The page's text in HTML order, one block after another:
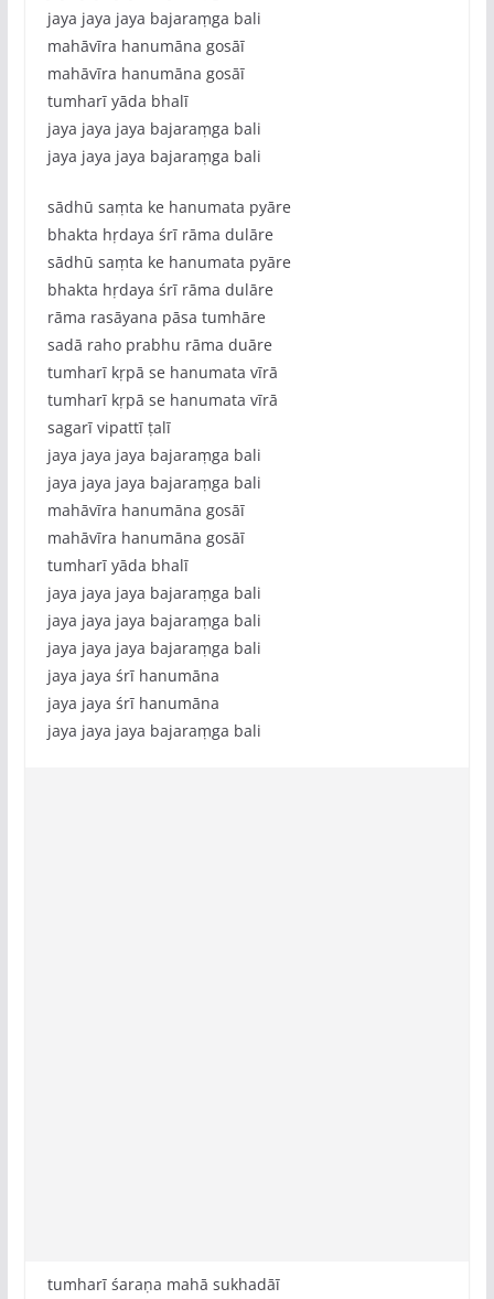
jaya jaya jaya bajaraṃga bali
mahāvīra hanumāna gosāī
mahāvīra hanumāna gosāī
tumharī yāda bhalī
jaya jaya jaya bajaraṃga bali
jaya jaya jaya bajaraṃga bali
sādhū saṃta ke hanumata pyāre
bhakta hṛdaya śrī rāma dulāre
sādhū saṃta ke hanumata pyāre
bhakta hṛdaya śrī rāma dulāre
rāma rasāyana pāsa tumhāre
sadā raho prabhu rāma duāre
tumharī kṛpā se hanumata vīrā
tumharī kṛpā se hanumata vīrā
sagarī vipattī ṭalī
jaya jaya jaya bajaraṃga bali
jaya jaya jaya bajaraṃga bali
mahāvīra hanumāna gosāī
mahāvīra hanumāna gosāī
tumharī yāda bhalī
jaya jaya jaya bajaraṃga bali
jaya jaya jaya bajaraṃga bali
jaya jaya jaya bajaraṃga bali
jaya jaya śrī hanumāna
jaya jaya śrī hanumāna
jaya jaya jaya bajaraṃga bali
tumharī śaraṇa mahā sukhadāī